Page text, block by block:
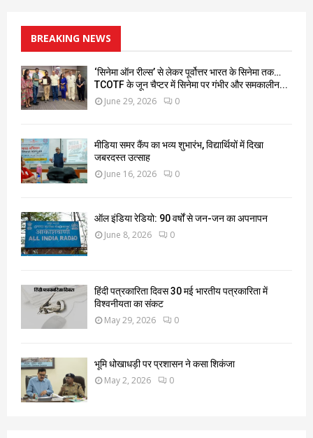
BREAKING NEWS
‘सिनेमा ऑन रील्स’ से लेकर पूर्वोत्तर भारत के सिनेमा तक…
TCOTF के जून चैप्टर में सिनेमा पर गंभीर और समकालीन...
June 29, 2026 0
मीडिया समर कैंप का भव्य शुभारंभ, विद्यार्थियों में दिखा
जबरदस्त उत्साह
June 16, 2026 0
ऑल इंडिया रेडियो: 90 वर्षों से जन-जन का अपनापन
June 8, 2026 0
हिंदी पत्रकारिता दिवस 30 मई भारतीय पत्रकारिता में
विश्वनीयता का संकट
May 29, 2026 0
भूमि धोखाधड़ी पर प्रशासन ने कसा शिकंजा
May 2, 2026 0